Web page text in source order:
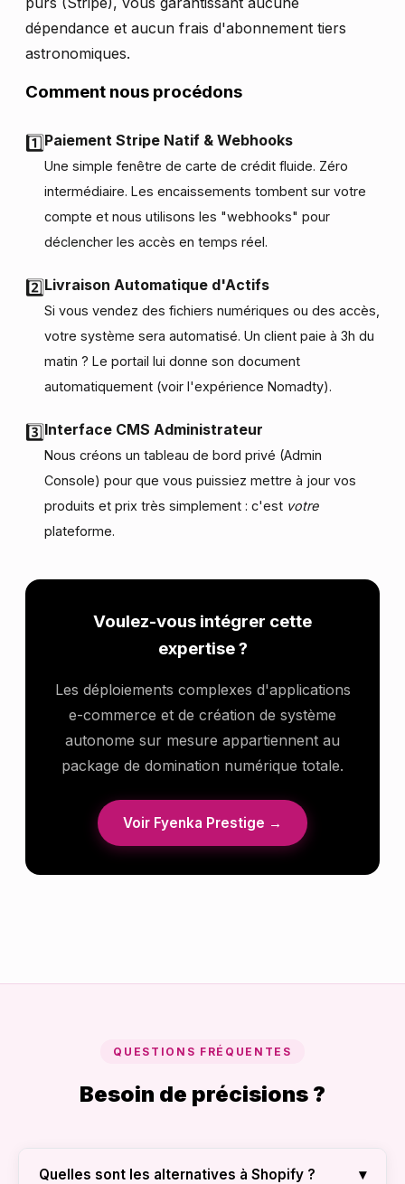
dépendance et aucun frais d'abonnement tiers
astronomiques.
Comment nous procédons
1️⃣Paiement Stripe Natif & Webhooks
Une simple fenêtre de carte de crédit fluide. Zéro
intermédiaire. Les encaissements tombent sur votre
compte et nous utilisons les "webhooks" pour
déclencher les accès en temps réel.
2️⃣Livraison Automatique d'Actifs
Si vous vendez des fichiers numériques ou des accès,
votre système sera automatisé. Un client paie à 3h du
matin ? Le portail lui donne son document
automatiquement (voir l'expérience Nomadty).
3️⃣Interface CMS Administrateur
Nous créons un tableau de bord privé (Admin
Console) pour que vous puissiez mettre à jour vos
produits et prix très simplement : c'est votre
plateforme.
Voulez-vous intégrer cette
expertise ?
Les déploiements complexes d'applications
e-commerce et de création de système
autonome sur mesure appartiennent au
package de domination numérique totale.
Voir Fyenka Prestige →
QUESTIONS FRÉQUENTES
Besoin de précisions ?
Quelles sont les alternatives à Shopify ? ▾